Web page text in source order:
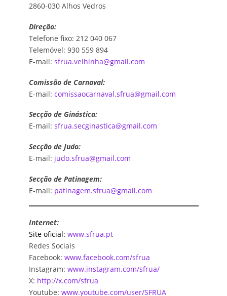
2860-030 Alhos Vedros
Direção:
Telefone fixo: 212 040 067
Telemóvel: 930 559 894
E-mail: sfrua.velhinha@gmail.com
Comissão de Carnaval:
E-mail: comissaocarnaval.sfrua@gmail.com
Secção de Ginástica:
E-mail: sfrua.secginastica@gmail.com
Secção de Judo:
E-mail: judo.sfrua@gmail.com
Secção de Patinagem:
E-mail: patinagem.sfrua@gmail.com
Internet:
Site oficial: www.sfrua.pt
Redes Sociais
Facebook: www.facebook.com/sfrua
Instagram: www.instagram.com/sfrua/
X: http://x.com/sfrua
Youtube: www.youtube.com/user/SFRUA